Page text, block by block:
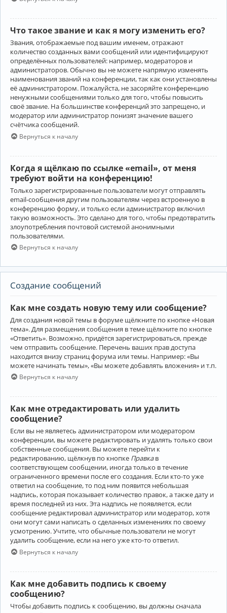
Что такое звание и как я могу изменить его?
Звания, отображаемые под вашим именем, отражают
количество созданных вами сообщений или идентифицируют
определённых пользователей: например, модераторов и
администраторов. Обычно вы не можете напрямую изменять
наименования званий на конференции, так как они установлены
её администратором. Пожалуйста, не засоряйте конференцию
ненужными сообщениями только для того, чтобы повысить
своё звание. На большинстве конференций это запрещено, и
модератор или администратор понизят значение вашего
счётчика сообщений.
Вернуться к началу
Когда я щёлкаю по ссылке «email», от меня
требуют войти на конференцию!
Только зарегистрированные пользователи могут отправлять
email-сообщения другим пользователям через встроенную в
конференцию форму, и только если администратор включил
такую возможность. Это сделано для того, чтобы предотвратить
злоупотребления почтовой системой анонимными
пользователями.
Вернуться к началу
Создание сообщений
Как мне создать новую тему или сообщение?
Для создания новой темы в форуме щёлкните по кнопке «Новая
тема». Для размещения сообщения в теме щёлкните по кнопке
«Ответить». Возможно, придётся зарегистрироваться, прежде
чем отправить сообщение. Перечень ваших прав доступа
находится внизу страниц форума или темы. Например: «Вы
можете начинать темы», «Вы можете добавлять вложения» и т.п.
Вернуться к началу
Как мне отредактировать или удалить
сообщение?
Если вы не являетесь администратором или модератором
конференции, вы можете редактировать и удалять только свои
собственные сообщения. Вы можете перейти к
редактированию, щёлкнув по кнопке Правкав
соответствующем сообщении, иногда только в течение
ограниченного времени после его создания. Если кто-то уже
ответил на сообщение, то под ним появится небольшая
надпись, которая показывает количество правок, а также дату и
время последней из них. Эта надпись не появляется, если
сообщение редактировал администратор или модератор, хотя
они могут сами написать о сделанных изменениях по своему
усмотрению. Учтите, что обычные пользователи не могут
удалить сообщение, если на него уже кто-то ответил.
Вернуться к началу
Как мне добавить подпись к своему
сообщению?
Чтобы добавить подпись к сообщению, вы должны сначала